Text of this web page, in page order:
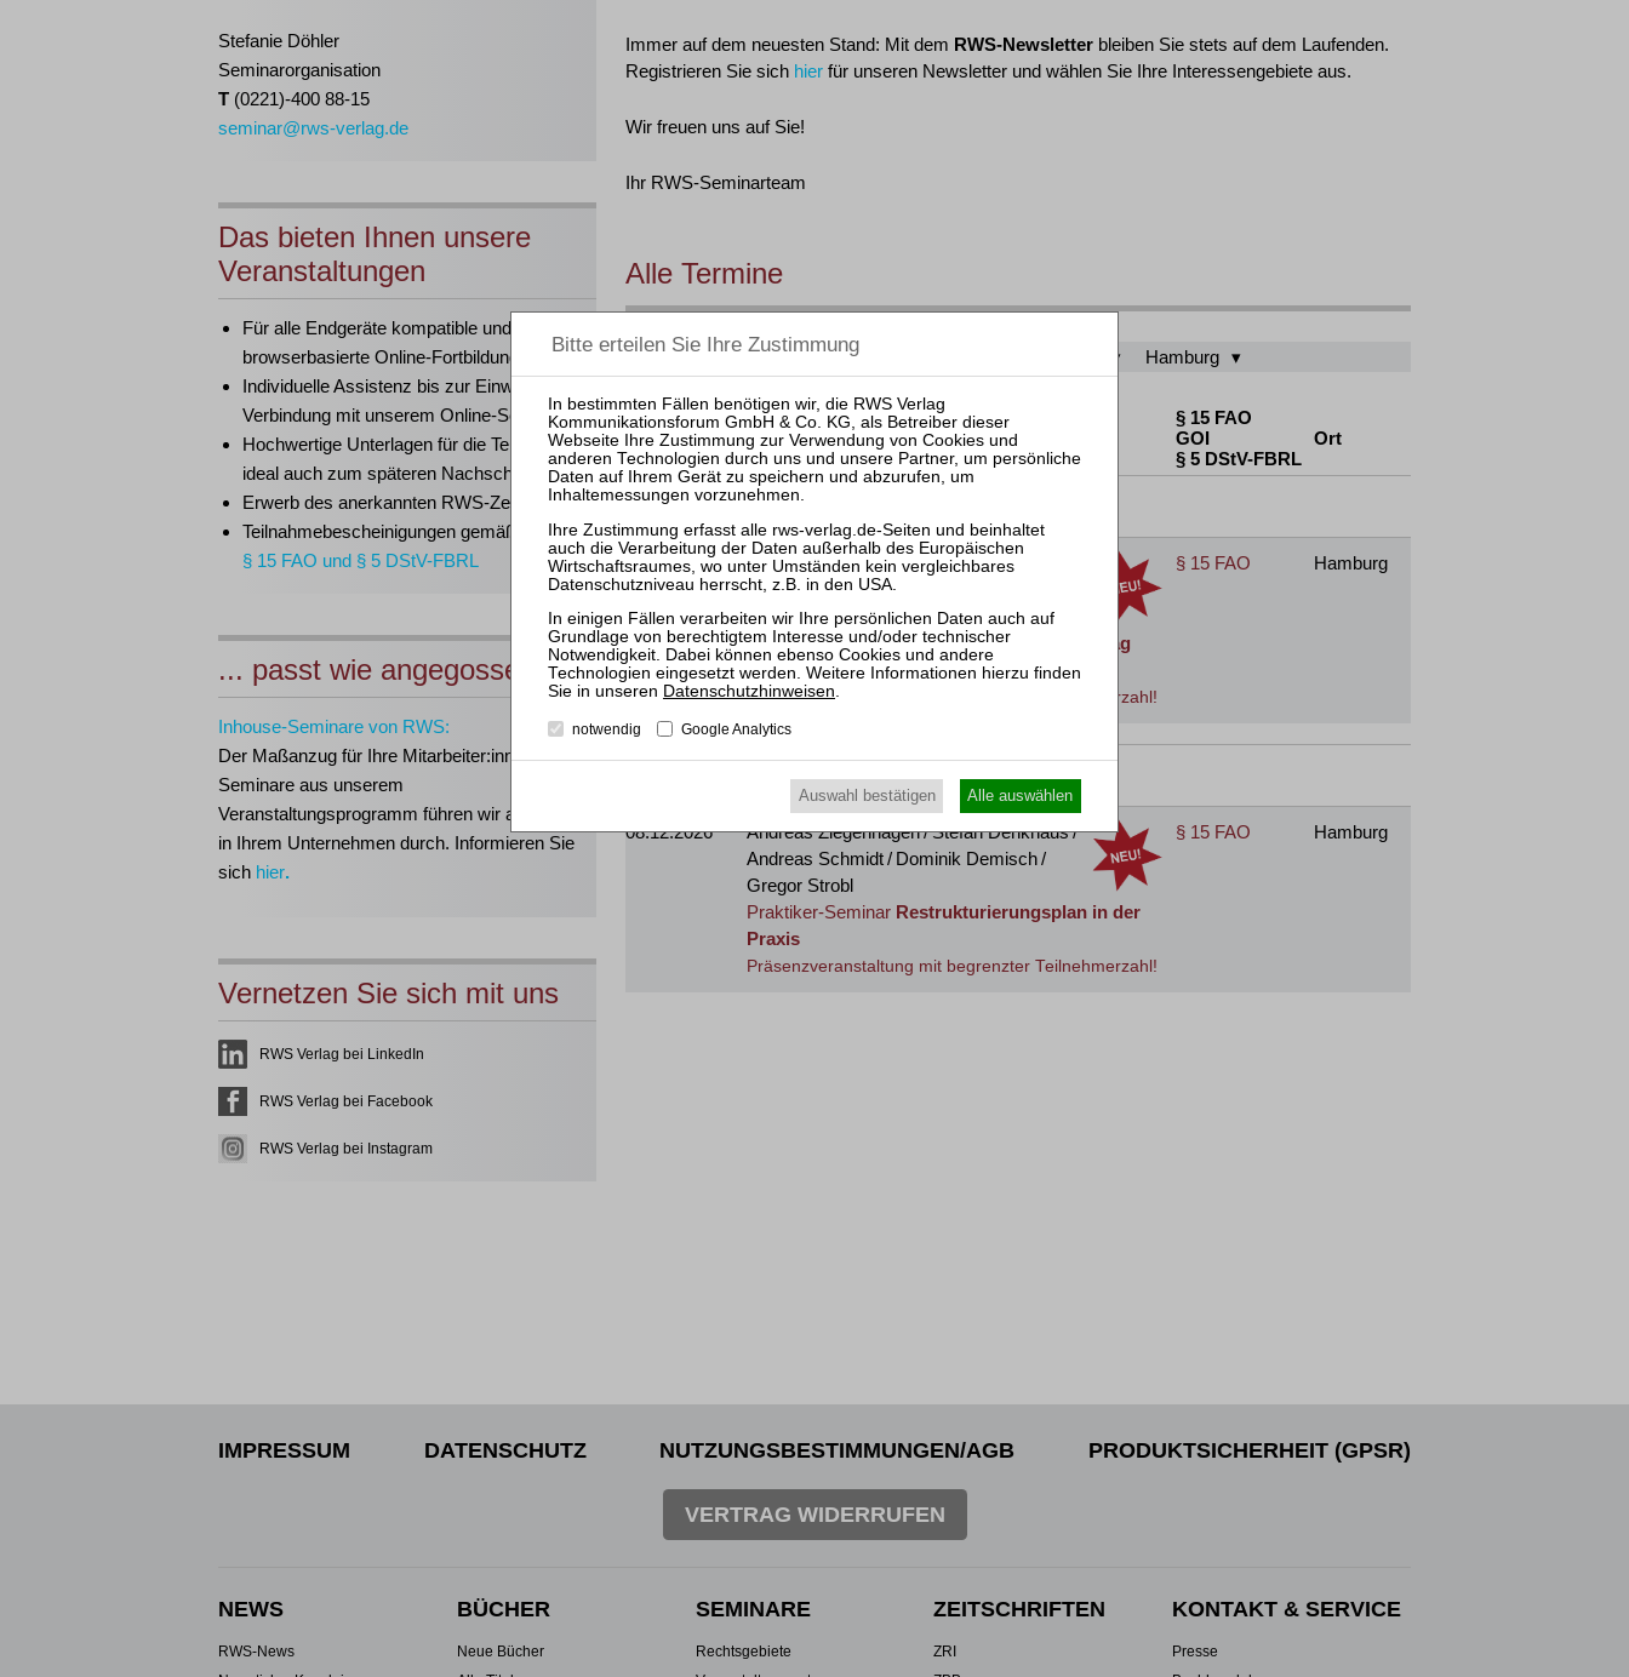
Stefanie Döhler
Seminarorganisation
T (0221)-400 88-15
seminar@rws-verlag.de
Das bieten Ihnen unsere
Veranstaltungen
Für alle Endgeräte kompatible und
browserbasierte Online-Fortbildungen
Individuelle Assistenz bis zur Einwahl und
Verbindung mit unserem Online-Seminar
Hochwertige Unterlagen für die Teilnahme,
ideal auch zum späteren Nachschlagen
Erwerb des anerkannten RWS-Zertifikats
Teilnahmebescheinigungen gemäß
GOI,
§ 15 FAO und § 5 DStV-FBRL
... passt wie angegossen!
Inhouse-Seminare von RWS:
Der Maßanzug für Ihre Mitarbeiter:innen!Alle
Seminare aus unserem
Veranstaltungsprogramm führen wir auch direkt
in Ihrem Unternehmen durch. Informieren Sie
sich hier.
Vernetzen Sie sich mit uns
RWS Verlag bei LinkedIn
RWS Verlag bei Facebook
RWS Verlag bei Instagram
Immer auf dem neuesten Stand: Mit dem RWS-Newsletter bleiben Sie stets auf dem Laufenden.
Registrieren Sie sich hier für unseren Newsletter und wählen Sie Ihre Interessengebiete aus.
Wir freuen uns auf Sie!
Ihr RWS-Seminarteam
Alle Termine
Filtern nach: Rechtsgebiet Hamburg
Datum Veranstaltung
§ 15 FAO
GOI
§ 5 DStV-FBRL
Ort
November 2026
13.11.2026
Reinhard Bork / Christine Borries / Heinrich
Schoppmeyer / Florian Jacoby / Tom
Braegelmann / Timm Nissen
Praktiker-SeminarHamburger Anfechtungstag
2026
Präsenzveranstaltung mit begrenzter Teilnehmerzahl!
§ 15 FAO Hamburg
08.12.2026
Andreas Ziegenhagen / Stefan Denkhaus /
Andreas Schmidt / Dominik Demisch /
Gregor Strobl
Praktiker-Seminar Restrukturierungsplan in der
Praxis
Präsenzveranstaltung mit begrenzter Teilnehmerzahl!
§ 15 FAO Hamburg
IMPRESSUM DATENSCHUTZ NUTZUNGSBESTIMMUNGEN/AGB PRODUKTSICHERHEIT (GPSR)
VERTRAG WIDERRUFEN
NEWS
RWS-News
BÜCHER
Neue Bücher
SEMINARE
Rechtsgebiete
ZEITSCHRIFTEN
ZRI
KONTAKT & SERVICE
Presse
Datenschutzhinweisen.
notwendig Google Analytics
Auswahl bestätigen Alle auswählen